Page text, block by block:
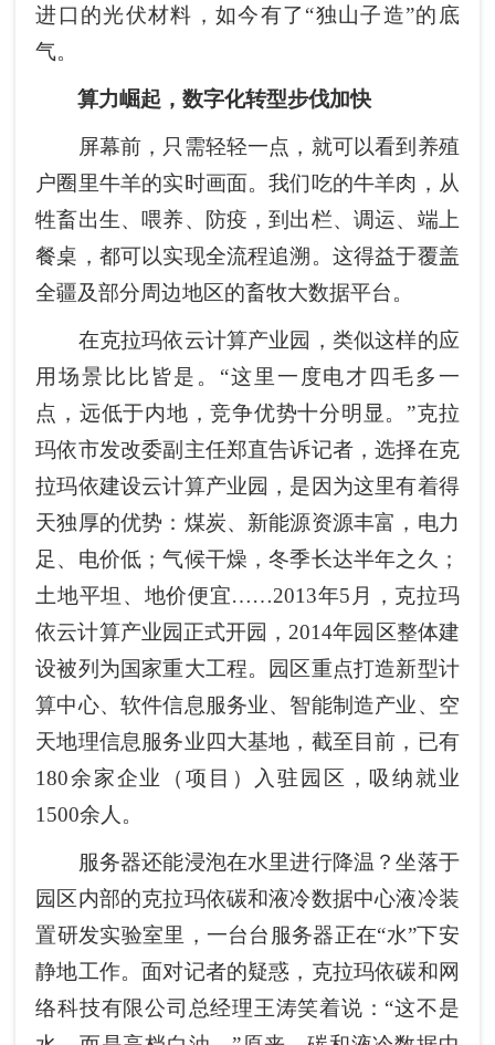
进口的光伏材料，如今有了“独山子造”的底
气。
算力崛起，数字化转型步伐加快
屏幕前，只需轻轻一点，就可以看到养殖
户圈里牛羊的实时画面。我们吃的牛羊肉，从
牲畜出生、喂养、防疫，到出栏、调运、端上
餐桌，都可以实现全流程追溯。这得益于覆盖
全疆及部分周边地区的畜牧大数据平台。
在克拉玛依云计算产业园，类似这样的应
用场景比比皆是。“这里一度电才四毛多一
点，远低于内地，竞争优势十分明显。”克拉
玛依市发改委副主任郑直告诉记者，选择在克
拉玛依建设云计算产业园，是因为这里有着得
天独厚的优势：煤炭、新能源资源丰富，电力
足、电价低；气候干燥，冬季长达半年之久；
土地平坦、地价便宜……2013年5月，克拉玛
依云计算产业园正式开园，2014年园区整体建
设被列为国家重大工程。园区重点打造新型计
算中心、软件信息服务业、智能制造产业、空
天地理信息服务业四大基地，截至目前，已有
180余家企业（项目）入驻园区，吸纳就业
1500余人。
服务器还能浸泡在水里进行降温？坐落于
园区内部的克拉玛依碳和液冷数据中心液冷装
置研发实验室里，一台台服务器正在“水”下安
静地工作。面对记者的疑惑，克拉玛依碳和网
络科技有限公司总经理王涛笑着说：“这不是